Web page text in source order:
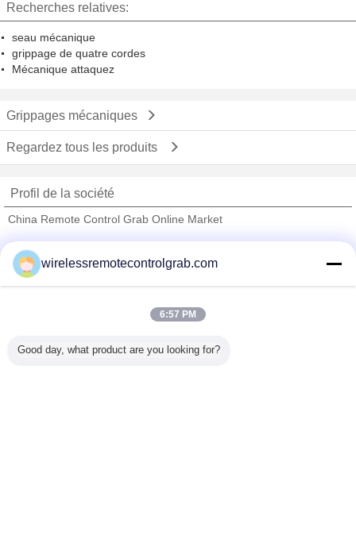
Recherches relatives:
seau mécanique
grippage de quatre cordes
Mécanique attaquez
Grippages mécaniques
Regardez tous les produits
Profil de la société
China Remote Control Grab Online Market
Trust Seal
Verified Suplier
Tous les produits
wirelessremotecontrolgrab.com
6:57 PM
Good day, what product are you looking for?